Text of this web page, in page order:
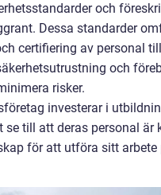
och
Dessa standarder
certifiering av personal till
och
risker.
investerar i
se till att deras personal är
för att utföra sitt arbete